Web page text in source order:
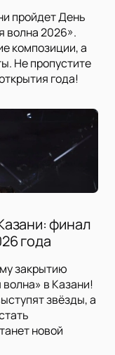
пройдет День
волна 2026».
композиции, а
Не пропустите
года!
финал
года
закрытию
в Казани!
звёзды, а
новой